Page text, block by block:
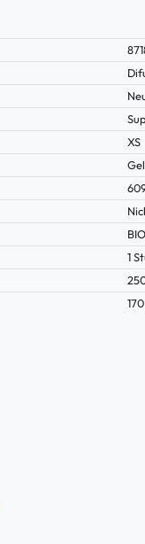
XS
1